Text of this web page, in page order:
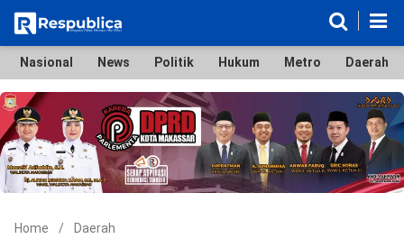
Nasional
News
Politik
Hukum
Metro
Daerah
Ekonomi & Bisnis
Lifestyle
Otomotif
Bola & Sport
Edukasi
Tokoh
Hiburan
Nasional News Politik Hukum Metro Daerah
Home / Daerah